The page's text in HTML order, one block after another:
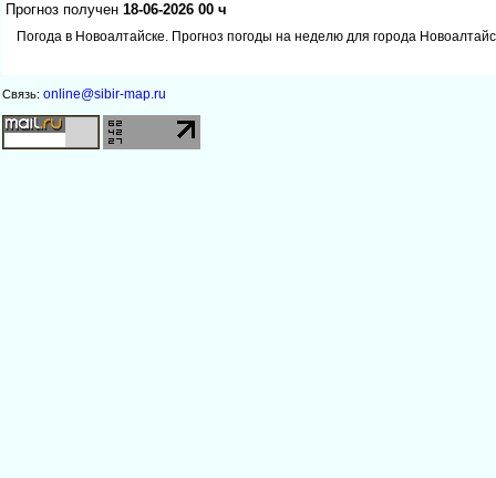
Прогноз получен 18-06-2026 00 ч
Погода в Новоалтайске. Прогноз погоды на неделю для города
Связь: online@sibir-map.ru